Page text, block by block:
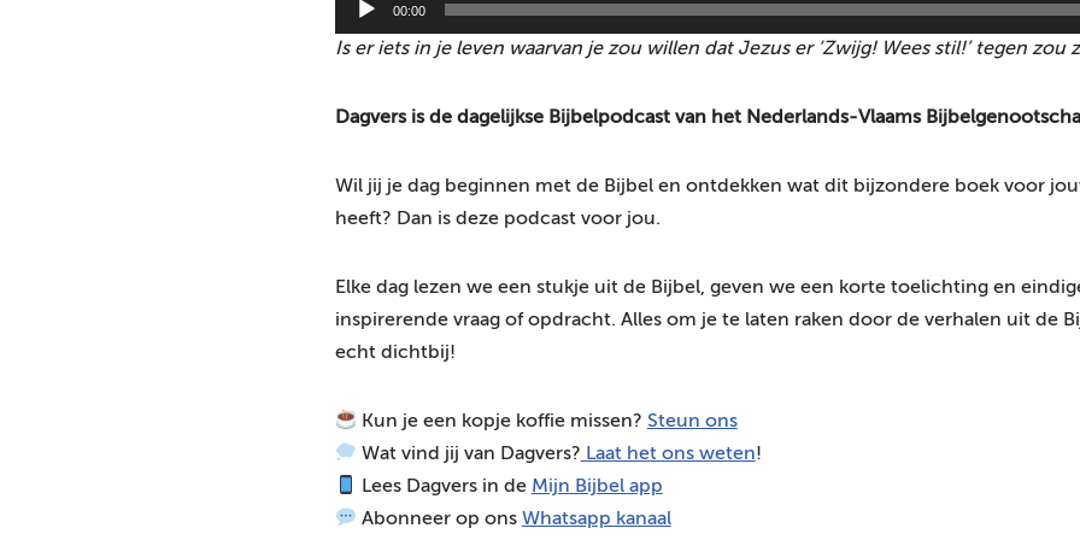
u
p
e
e
r
00:00
Is er iets in je leven waarvan je zou willen dat Jezus er ‘Zwijg! Wees stil!’ tegen zou
Dagvers is de dagelijkse Bijbelpodcast van het Nederlands-Vlaams
Wil jij je dag beginnen met de Bijbel en ontdekken wat dit bijzondere boek voor
heeft? Dan is deze podcast voor jou.
Elke dag lezen we een stukje uit de Bijbel, geven we een korte toelichting en
inspirerende vraag of opdracht. Alles om je te laten raken door de verhalen uit de
echt dichtbij!
Kun je een kopje koffie missen? Steun ons
Wat vind jij van Dagvers? Laat het ons weten!
Lees Dagvers in de Mijn Bijbel app
Abonneer op ons Whatsapp kanaal